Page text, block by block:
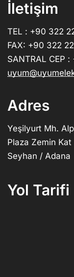
İletişim
TEL : +90 322
FAX: +90 322
SANTRAL CEP
Adres
Yeşilyurt Mh.
Plaza Zemin Kat
Seyhan / Adana
Yol Tarifi